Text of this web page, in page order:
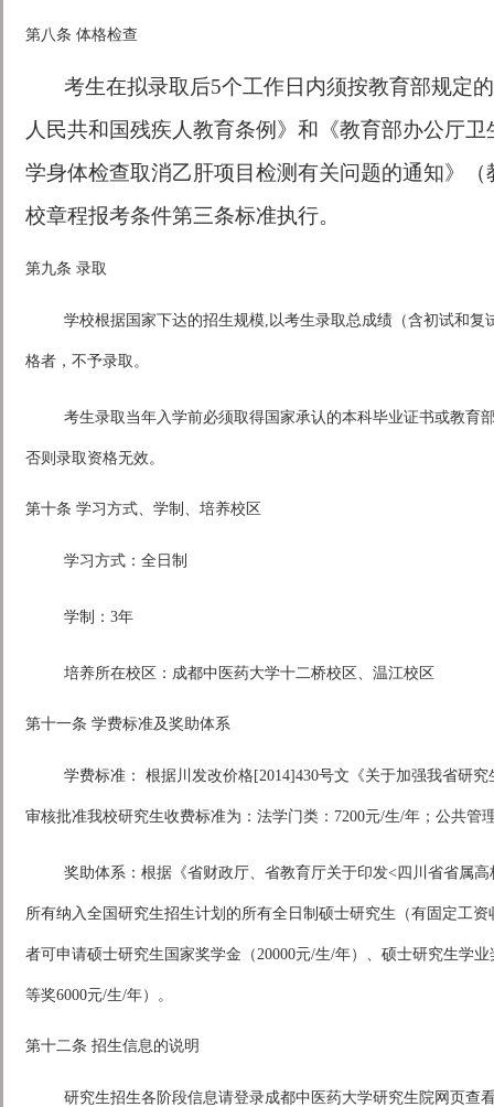
第八条 体格检查
考生在拟录取后5个工作日内须按教育部规定
人民共和国残疾人教育条例》和《教育部办公厅
学身体检查取消乙肝项目检测有关问题的通知》
校章程报考条件第三条标准执行。
第九条 录取
学校根据国家下达的招生规模,以考生录取总成绩（含初试和
格者，不予录取。
考生录取当年入学前必须取得国家承认的本科毕业证书或教育
否则录取资格无效。
第十条 学习方式、学制、培养校区
学习方式：全日制
学制：3年
培养所在校区：成都中医药大学十二桥校区、温江校区
第十一条 学费标准及奖助体系
学费标准： 根据川发改价格[2014]430号文《关于加强我省研
审核批准我校研究生收费标准为：法学门类：7200元/生/年；公共管
奖助体系：根据《省财政厅、省教育厅关于印发<四川省省属
所有纳入全国研究生招生计划的所有全日制硕士研究生（有固定工
者可申请硕士研究生国家奖学金（20000元/生/年）、硕士研究生学
等奖6000元/生/年）。
第十二条 招生信息的说明
研究生招生各阶段信息请登录成都中医药大学研究生院网页查